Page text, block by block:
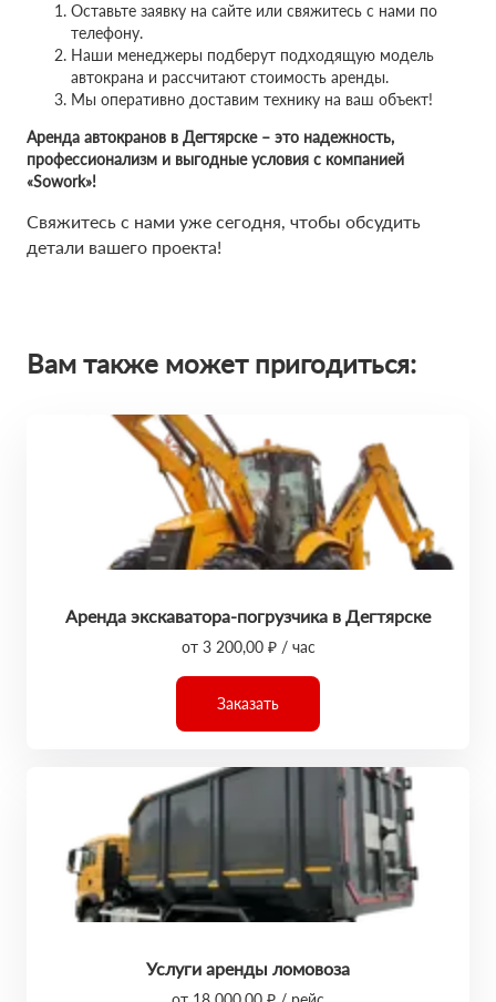
Оставьте заявку на сайте или свяжитесь с нами по
телефону.
Наши менеджеры подберут подходящую модель
автокрана и рассчитают стоимость аренды.
Мы оперативно доставим технику на ваш объект!
Аренда автокранов в Дегтярске – это надежность,
профессионализм и выгодные условия с компанией
«Sowork»!
Свяжитесь с нами уже сегодня, чтобы обсудить
детали вашего проекта!
Вам также может пригодиться:
Аренда экскаватора-погрузчика в Дегтярске
от 3 200,00 ₽ / час
Заказать
Услуги аренды ломовоза